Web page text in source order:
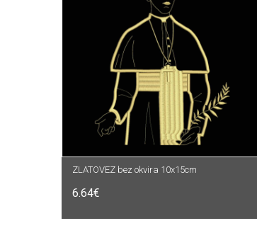
ZLATOVEZ bez okvira 10x15cm
6.64€
DODAJ U KOŠARICU